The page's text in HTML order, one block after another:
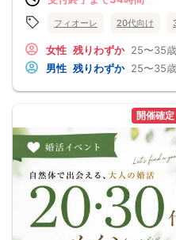
ちらのパーティーはスマホを使用したパ
銭がでないようご用意いただけますと幸
等が変更になる場合がございます。 参加
安心ください。
フィオーレ 20代向け
女性 残りわずか 25〜35歳
男性 残りわずか 25〜35歳
開催確定